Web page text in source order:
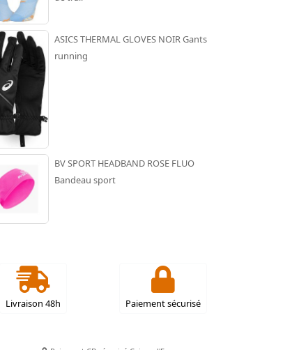
ASICS THERMAL GLOVES NOIR Gants
running
BV SPORT HEADBAND ROSE FLUO
Bandeau sport
Livraison 48h Paiement sécurisé